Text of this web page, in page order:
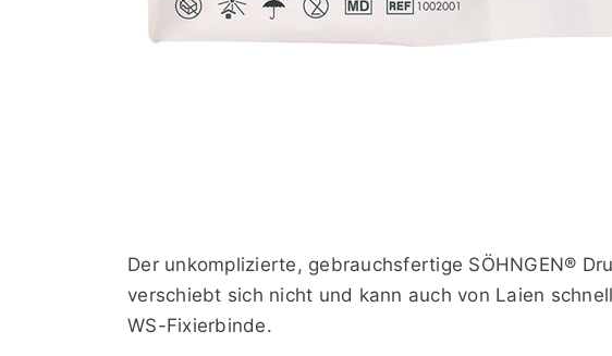
Der unkomplizierte, gebrauchsfertige SÖHNGEN®
verschiebt sich nicht und kann auch von Laien
WS-Fixierbinde.